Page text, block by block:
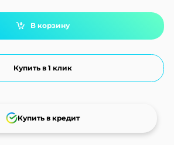
В корзину
Купить в 1 клик
Купить в кредит